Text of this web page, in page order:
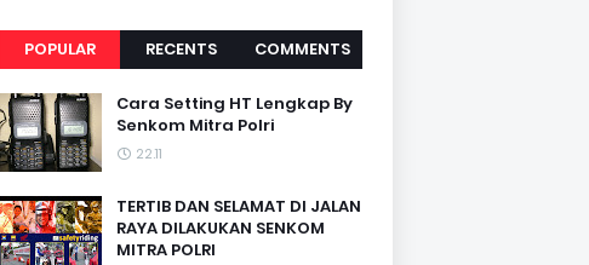
POPULAR RECENTS COMMENTS
Cara Setting HT Lengkap By
Senkom Mitra Polri
22.11
TERTIB DAN SELAMAT DI JALAN
RAYA DILAKUKAN SENKOM
MITRA POLRI